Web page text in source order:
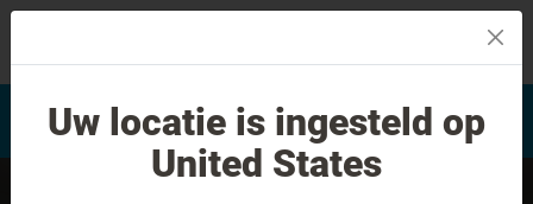
Hodnocení úsměvu
Najít poskytovatele léčby
Invisalign
Uw locatie is ingesteld op
United States